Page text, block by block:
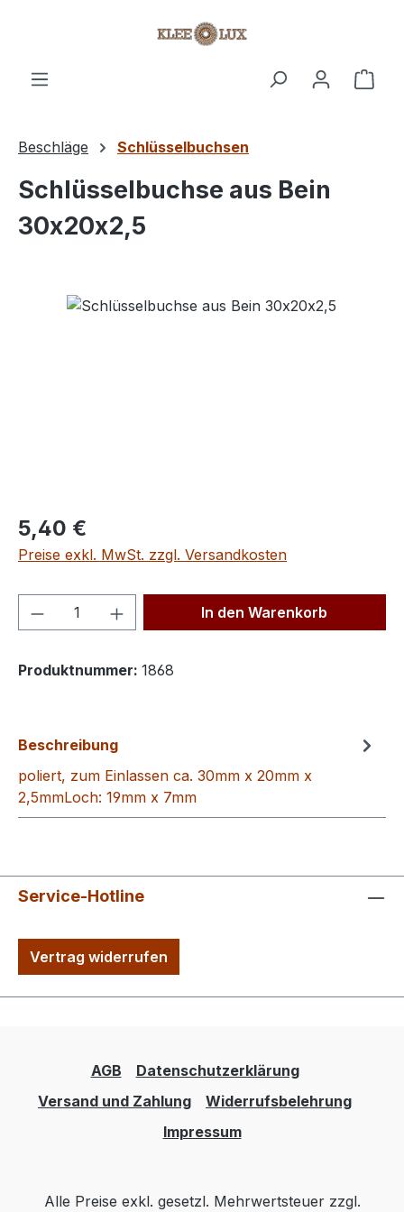
Beschläge Schlüsselbuchsen
Schlüsselbuchse aus Bein
30x20x2,5
Regulärer Preis:
5,40 €
Preise exkl. MwSt. zzgl. Versandkosten
Produkt Anzahl: Gib denIn den Warenkorb
Produktnummer: 1868
Beschreibung
poliert, zum Einlassen ca. 30mm x 20mm x
2,5mmLoch: 19mm x 7mm
Service-Hotline
Vertrag widerrufen
AGB
Datenschutzerklärung
Versand und Zahlung
Widerrufsbelehrung
Impressum
Alle Preise exkl. gesetzl. Mehrwertsteuer zzgl.